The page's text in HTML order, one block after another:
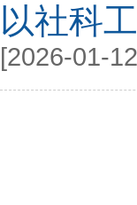
以社科
[2026-01-